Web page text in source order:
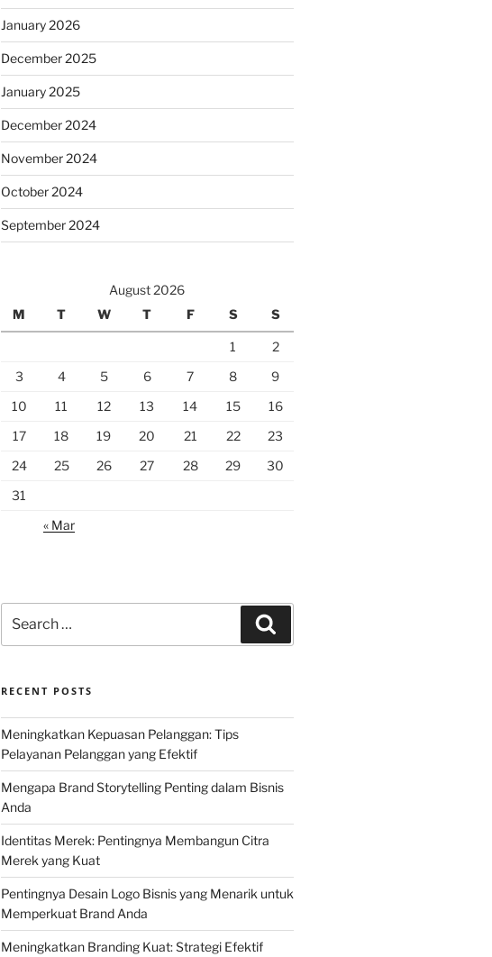
January 2026
December 2025
January 2025
December 2024
November 2024
October 2024
September 2024
August 2026
M
T W T F S S
1
2
3
4 5 6 7 8
9
10
11 12 13 14 15
16
17
18 19 20 21 22
23
24
25 26 27 28 29
30
31
« Mar
for:
RECENT POSTS
Meningkatkan Kepuasan Pelanggan: Tips
Pelayanan Pelanggan yang Efektif
Mengapa Brand Storytelling Penting dalam Bisnis
Anda
Identitas Merek: Pentingnya Membangun Citra
Merek yang Kuat
Pentingnya Desain Logo Bisnis yang Menarik untuk
Memperkuat Brand Anda
Meningkatkan Branding Kuat: Strategi Efektif